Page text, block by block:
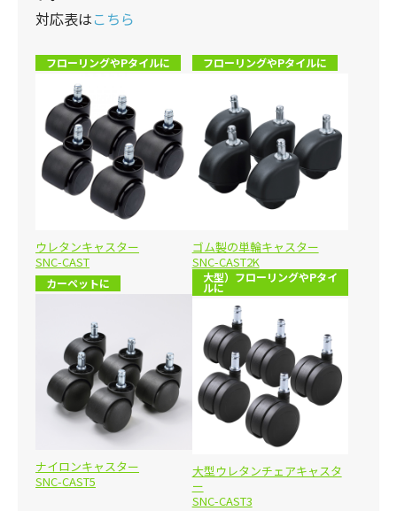
対応表はこちら
フローリングやPタイルに
ウレタンキャスター
SNC-CAST
フローリングやPタイルに
ゴム製の単輪キャスター
SNC-CAST2K
カーペットに
ナイロンキャスター
SNC-CAST5
大型）フローリングやPタイ
ルに
大型ウレタンチェアキャスタ
ー
SNC-CAST3